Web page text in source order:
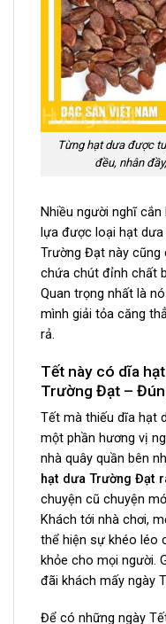
Từng hạt dưa được
đều, nhân
Nhiều người nghĩ
lựa được loại hạt
Trường Đạt này cũng
chứa chút đỉnh chất
Quan trọng nhất là
mình giải tỏa căng
rả.
Tết này có dĩa
Trường Đạt –
Tết mà thiếu dĩa hạt
một phần hương vị
nhà quây quần bên
hạt dưa Trường Đạt
chuyện cũ chuyện
Khách tới nhà chơi,
thể hiện sự khéo léo
khỏe cho mọi người.
đãi khách mấy ngày
Để có những ngày